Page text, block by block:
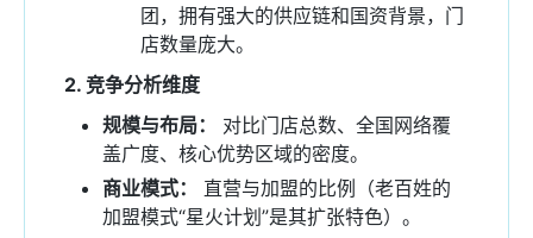
团，拥有强大的供应链和国资背景，门
店数量庞大。
2. 竞争分析维度
规模与布局：
对比门店总数、全国网络覆
盖广度、核心优势区域的密度。
商业模式：
直营与加盟的比例（老百姓的
加盟模式“星火计划”是其扩张特色）。